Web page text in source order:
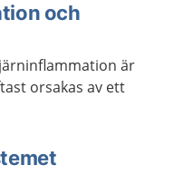
och
är
orsakas av ett